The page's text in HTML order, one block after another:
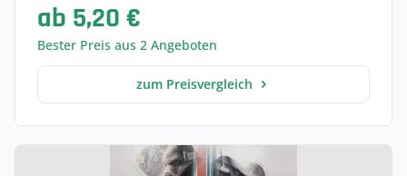
ab 5,20 €
Bester Preis aus 2 Angeboten
zum Preisvergleich